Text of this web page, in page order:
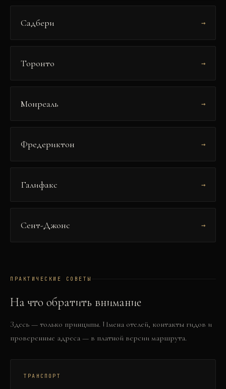
Садбери →
Торонто →
Монреаль →
Фредериктон →
Галифакс →
Сент-Джонс →
ПРАКТИЧЕСКИЕ СОВЕТЫ
На что обратить внимание
Здесь — только принципы. Имена отелей, контакты гидов и
проверенные адреса — в платной версии маршрута.
ТРАНСПОРТ